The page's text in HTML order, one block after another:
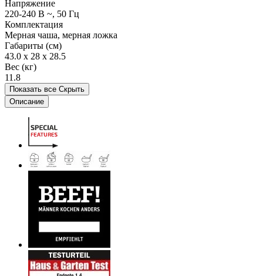
Напряжение
220-240 В ~, 50 Гц
Комплектация
Мерная чаша, мерная ложка
Габариты (см)
43.0 x 28 x 28.5
Вес (кг)
11.8
Показать все Скрыть
Описание